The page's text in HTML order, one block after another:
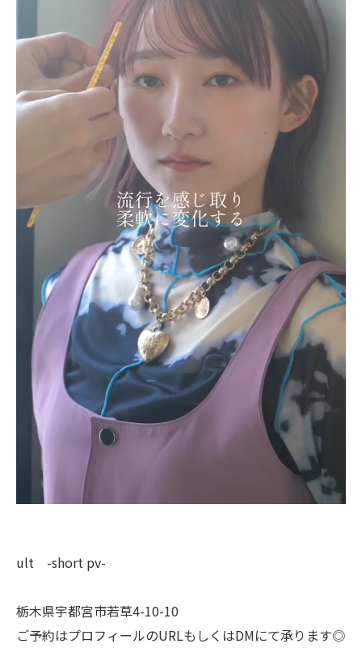
ult -short pv-
栃木県宇都宮市若草4-10-10
ご予約はプロフィールのURLもしくはDMにて承ります◎